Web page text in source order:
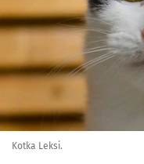
Kotka Leksi.